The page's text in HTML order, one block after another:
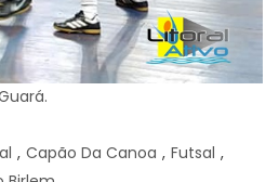
, Capão Da Canoa , Futsal ,